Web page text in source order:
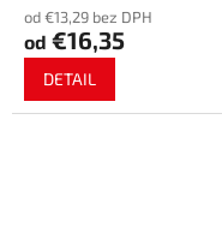
od €13,29 bez DPH
od €16,35
DETAIL